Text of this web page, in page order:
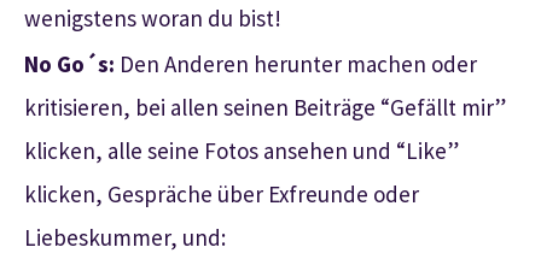
wenigstens woran du bist!
No Go´s: Den Anderen herunter machen oder
kritisieren, bei allen seinen Beiträge “Gefällt mir”
klicken, alle seine Fotos ansehen und “Like”
klicken, Gespräche über Exfreunde oder
Liebeskummer, und: